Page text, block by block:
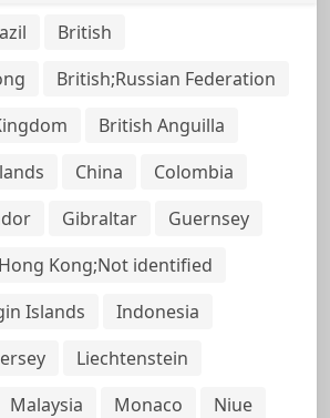
British
British;Russian Federation
British Anguilla
China
Colombia
Gibraltar
Guernsey
Hong Kong;Not identified
Islands
Indonesia
Liechtenstein
Malaysia Monaco
Niue